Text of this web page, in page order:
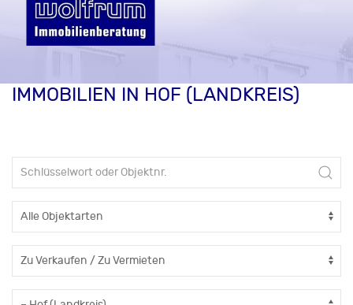
IMMOBILIEN IN HOF (LANDKREIS)